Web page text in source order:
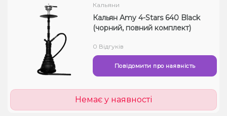
Кальяни
Кальян Amy 4-Stars 640 Black
(чорний, повний комплект)
0 Відгуків
Повідомити про наявність
Немає у наявності